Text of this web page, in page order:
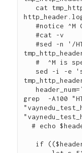
   #notice ^M CTRL-V Shift-M
   #cat -v
   #sed -n '/HTTP/,/^^M/p'
   #  ^M is special character
   sed -i -e 's/^^M$/vaynedu_test_http/g'
   header_num=`cat tmp_http_header.log |
grep  -A100
  # echo $header_num